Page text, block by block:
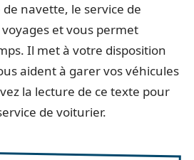
navette, le service de
et vous permet
Il met à votre disposition
aident à garer vos véhicules
la lecture de ce texte pour
de voiturier.